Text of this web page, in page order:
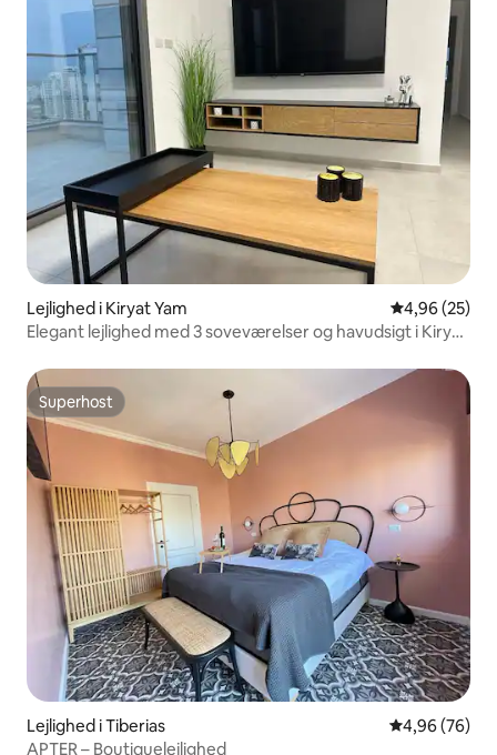
Lejlighed i Kiryat Yam 4,96 ud af 5 i
4,96 (25)
Elegant lejlighed med 3 soveværelser og havudsigt i Kiryat
Superhost
Superhost
Lejlighed i Tiberias 4,96 ud af 5 i
4,96 (76)
APTER – Boutiquelejlighed